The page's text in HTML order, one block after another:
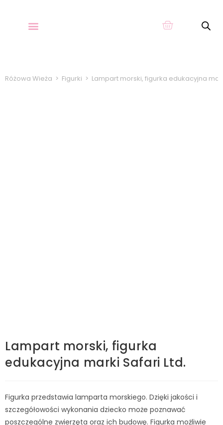
Różowa Wieża > Figurki > Lampart morski, figurka edukacyjna
Lampart morski, figurka
edukacyjna marki Safari Ltd.
Figurka przedstawia lamparta morskiego. Dzięki jakości i
szczegółowości wykonania dziecko może poznawać
poszczególne zwierzęta oraz ich budowę. Figurka możliwie